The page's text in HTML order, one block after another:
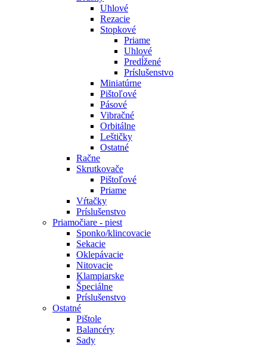
Uhlové
Rezacie
Stopkové
Priame
Uhlové
Predĺžené
Príslušenstvo
Miniatúrne
Pištoľové
Pásové
Vibračné
Orbitálne
Leštičky
Ostatné
Račne
Skrutkovače
Pištoľové
Priame
Vŕtačky
Príslušenstvo
Priamočiare - piest
Sponko/klincovacie
Sekacie
Oklepávacie
Nitovacie
Klampiarske
Špeciálne
Príslušenstvo
Ostatné
Pištole
Balancéry
Sady